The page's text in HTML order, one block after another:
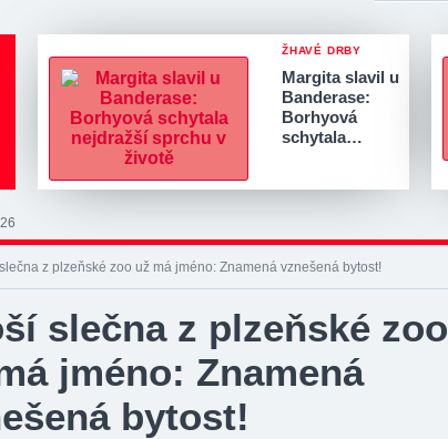
ŽHAVÉ DRBY
Margita slavil u
Banderase:
Borhyová
schytala…
z plzeňské zoo už má jméno: Znamená vznešená bytost!
slečna z plzeňské zoo
jméno: Znamená
bytost!